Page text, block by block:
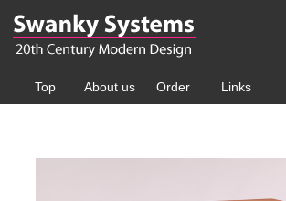
Top About us Order Links